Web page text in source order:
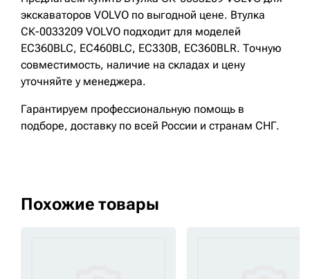
экскаваторов VOLVO по выгодной цене. Втулка
СК-0033209 VOLVO подходит для моделей
EC360BLC, EC460BLC, EC330B, EC360BLR. Точную
совместимость, наличие на складах и цену
уточняйте у менеджера.
Гарантируем профессиональную помощь в
подборе, доставку по всей России и странам СНГ.
Похожие товары